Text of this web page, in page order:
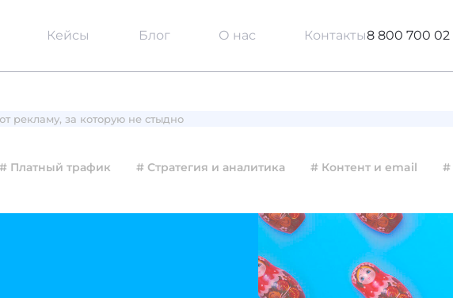
Кейсы Блог О нас Контакты8 800 700 02
рекламу, за которую не стыдно
# Платный трафик # Стратегия и аналитика # Контент и email #